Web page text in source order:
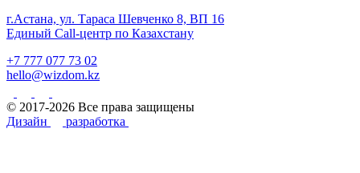
г.Астана, ул. Тараса Шевченко 8, ВП 16
Единый Call-центр по Казахстану
+7 777 077 73 02
hello@wizdom.kz
© 2017-2026 Все права защищены
Дизайн
разработка